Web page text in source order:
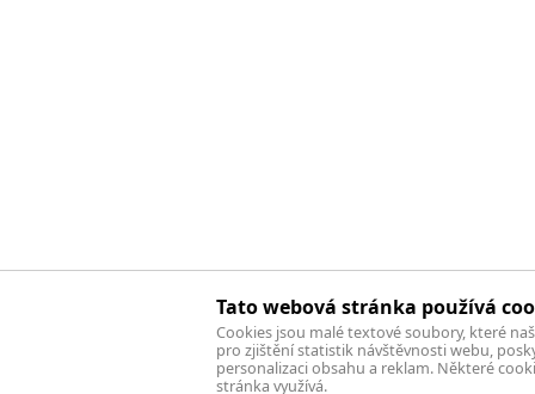
Tato webová stránka používá
Cookies jsou malé textové soubory, které
pro zjištění statistik návštěvnosti webu,
personalizaci obsahu a reklam. Některé
stránka využívá.